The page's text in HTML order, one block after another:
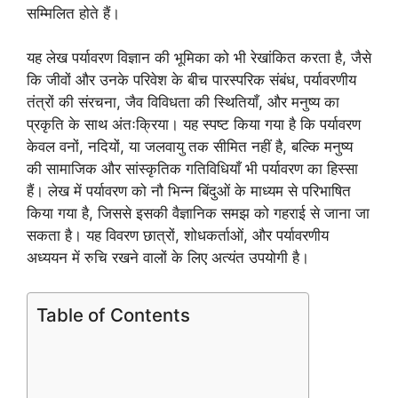
सम्मिलित होते हैं।
यह लेख पर्यावरण विज्ञान की भूमिका को भी रेखांकित करता है, जैसे
कि जीवों और उनके परिवेश के बीच पारस्परिक संबंध, पर्यावरणीय
तंत्रों की संरचना, जैव विविधता की स्थितियाँ, और मनुष्य का
प्रकृति के साथ अंतःक्रिया। यह स्पष्ट किया गया है कि पर्यावरण
केवल वनों, नदियों, या जलवायु तक सीमित नहीं है, बल्कि मनुष्य
की सामाजिक और सांस्कृतिक गतिविधियाँ भी पर्यावरण का हिस्सा
हैं। लेख में पर्यावरण को नौ भिन्न बिंदुओं के माध्यम से परिभाषित
किया गया है, जिससे इसकी वैज्ञानिक समझ को गहराई से जाना जा
सकता है। यह विवरण छात्रों, शोधकर्ताओं, और पर्यावरणीय
अध्ययन में रुचि रखने वालों के लिए अत्यंत उपयोगी है।
Table of Contents